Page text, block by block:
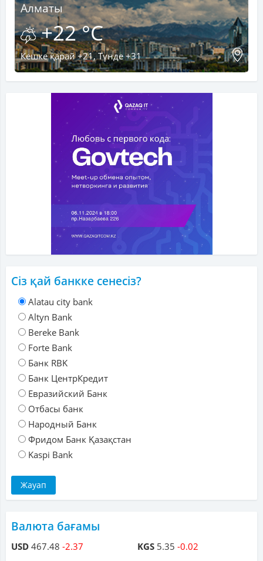
Алматы
+22 °C
Кешке қарай +21, Түнде +31
Сіз қай банкке сенесіз?
Alatau city bank
Altyn Bank
Bereke Bank
Forte Bank
Банк RBK
Банк ЦентрКредит
Евразийский Банк
Отбасы банк
Народный Банк
Фридом Банк Қазақстан
Kaspi Bank
Валюта бағамы
USD 467.48 -2.37
KGS 5.35 -0.02